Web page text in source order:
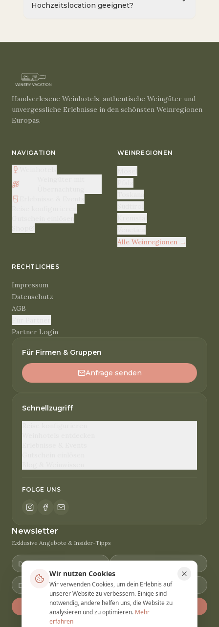
Hochzeitslocation geeignet?
Handverlesene Weinhotels, authentische Weingüter und
unvergessliche Erlebnisse in den schönsten Weinregionen
Europas.
NAVIGATION WEINREGIONEN
Alle Weinregionen →
RECHTLICHES
Impressum
Datenschutz
AGB
Partner Login
Für Firmen & Gruppen
Anfrage senden
Schnellzugriff
FOLGE UNS
Newsletter
Exklusive Angebote & Insider-Tipps
Anmelden
Wir nutzen Cookies
Wir verwenden Cookies, um dein Erlebnis auf
unserer Website zu verbessern. Einige sind
notwendig, andere helfen uns, die Website zu
analysieren und zu optimieren. Mehr
erfahren